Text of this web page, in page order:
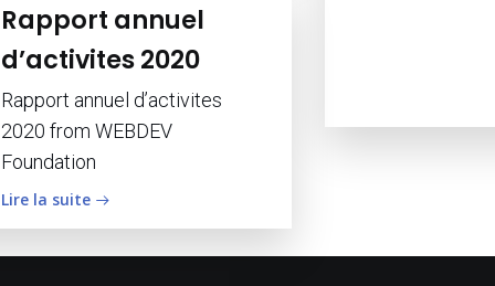
Rapport annuel
d’activites 2020
Rapport annuel d’activites
2020 from WEBDEV
Foundation
Lire la suite